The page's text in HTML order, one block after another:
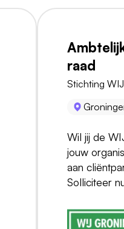
raad
Stichting
Wil jij de
jouw
aan
Solliciteer